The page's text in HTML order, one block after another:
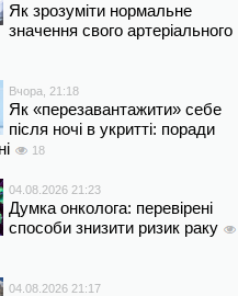
Як зрозуміти нормальне
значення свого артеріального
Вчора, 21:18
Як «перезавантажити» себе
після ночі в укритті: поради
18
04.08.2026 21:23
Думка онколога: перевірені
способи знизити ризик раку
04.08.2026 21:17